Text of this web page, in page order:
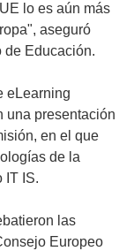
lo es aún más
aseguró
de Educación.
eLearning
una presentación
en el que
de la
IT IS.
las
Europeo